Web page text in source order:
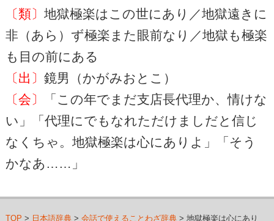
〔類〕 地獄極楽はこの世にあり／地獄遠きに
非（あら）ず極楽また眼前なり／地獄も極楽
も目の前にある
〔出〕 鏡男（かがみおとこ）
〔会〕
「この年でまだ支店長代理か、情けな
い」「代理にでもなれただけましだと信じ
なくちゃ。地獄極楽は心にありよ」「そう
かなあ……」
TOP > 日本語辞典> 会話で使えることわざ辞典> 地獄極楽は心にあり